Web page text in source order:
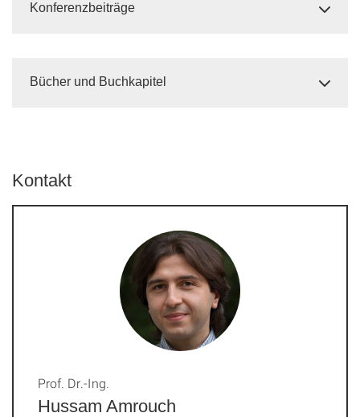
Konferenzbeiträge
Bücher und Buchkapitel
Kontakt
Hussam Amrouch
Prof. Dr.-Ing.